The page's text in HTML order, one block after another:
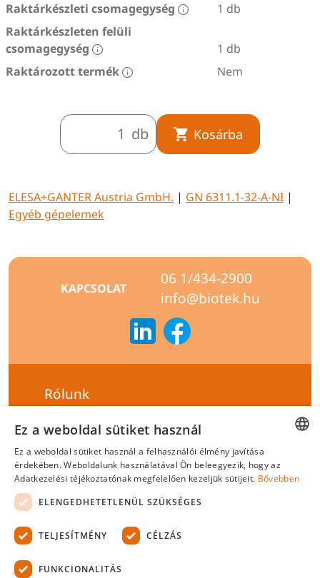
Raktárkészleti csomagegység
1 db
Raktárkészleten felüli
csomagegység
1 db
Raktározott termék
Nem
db Kosárba
ELESA+GANTER Austria GmbH. | GN 6311.1-32-A-NI |
Egyéb gépelemek
KAPCSOLAT
06 1/434-2900
info@biotek.hu
Rólunk
Hírlevél feliratkozás
Általános szerződési feltételek
Adatvédelmi tájékoztató
Felelősségvállalási nyilatkozat
Tanúsítványok
ENGLISH
Ez a weboldal sütiket használ
Ez a weboldal sütiket használ a felhasználói élmény javítása
érdekében. Weboldalunk használatával Ön beleegyezik, hogy az
Adatkezelési téjékoztatónak megfelelően kezeljük sütijeit. Bővebben
ELENGEDHETETLENÜL SZÜKSÉGES
TELJESÍTMÉNY CÉLZÁS
FUNKCIONALITÁS